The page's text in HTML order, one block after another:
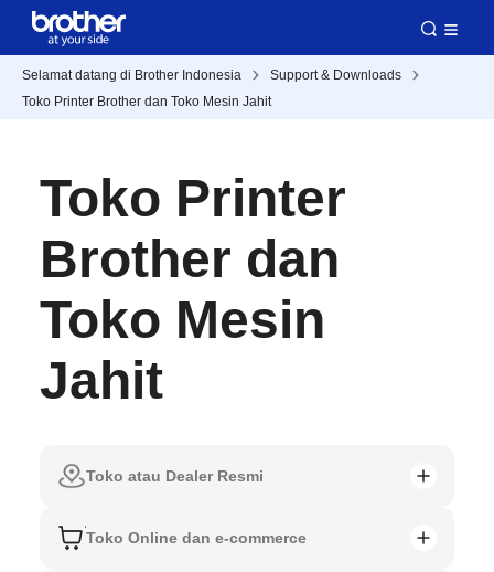
Selamat datang di Brother Indonesia
Support & Downloads
Toko Printer Brother dan Toko Mesin Jahit
Toko Printer
Brother dan
Toko Mesin
Jahit
Toko atau Dealer Resmi
Toko Online dan e-commerce